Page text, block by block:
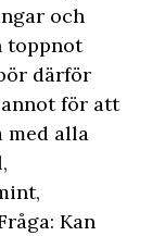
och
toppnot
därför
för att
med alla
Kan